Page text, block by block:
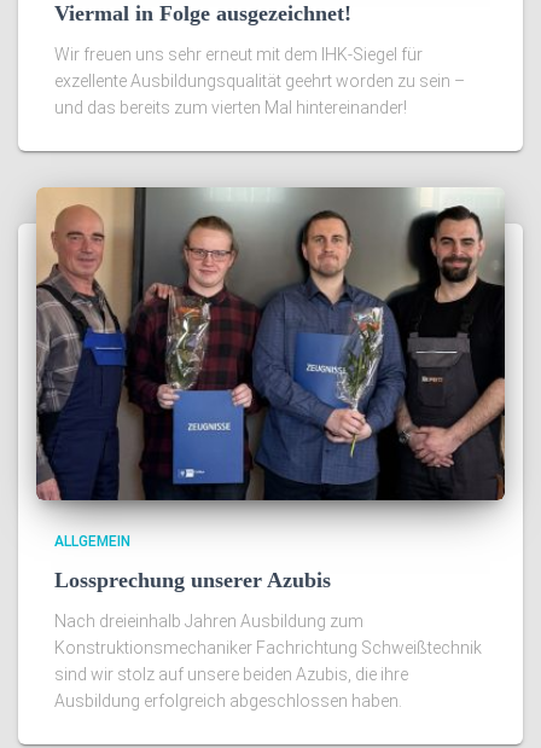
Viermal in Folge ausgezeichnet!
Wir freuen uns sehr erneut mit dem IHK-Siegel für
exzellente Ausbildungsqualität geehrt worden zu sein –
und das bereits zum vierten Mal hintereinander!
ALLGEMEIN
Lossprechung unserer Azubis
Nach dreieinhalb Jahren Ausbildung zum
Konstruktionsmechaniker Fachrichtung Schweißtechnik
sind wir stolz auf unsere beiden Azubis, die ihre
Ausbildung erfolgreich abgeschlossen haben.